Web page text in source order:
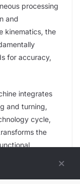
processing
and
kinematics, the
for accuracy,
integrates
and turning,
cycle,
the
to a wide
leveraging the